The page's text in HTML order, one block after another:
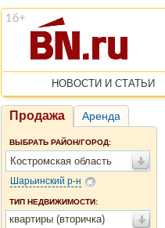
НОВОСТИ И СТАТЬИ
Продажа Аренда
ВЫБРАТЬ РАЙОН/ГОРОД:
Костромская область
Шарьинский р-н
ТИП НЕДВИЖИМОСТИ:
квартиры (вторичка)